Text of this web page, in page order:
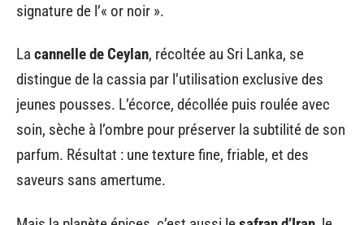
signature de l’« or noir ».
La cannelle de Ceylan, récoltée au Sri Lanka, se
distingue de la cassia par l’utilisation exclusive des
jeunes pousses. L’écorce, décollée puis roulée avec
soin, sèche à l’ombre pour préserver la subtilité de son
parfum. Résultat : une texture fine, friable, et des
saveurs sans amertume.